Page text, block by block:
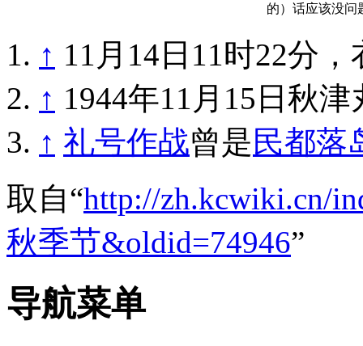
的）话应该没
↑ 11月14日11时22分
↑ 1944年11月15日秋
↑ 礼号作战曾是 民都落
取自“http://zh.kcwiki.cn/
秋季节&oldid=74946”
导航菜单